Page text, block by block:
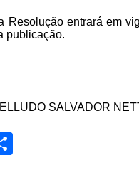
Resolução entrará em
publicação.
SALVADOR